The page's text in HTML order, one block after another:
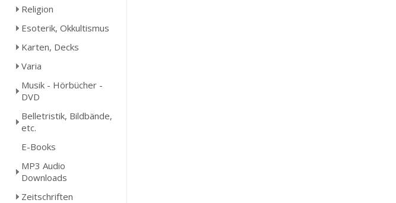
Religion
Esoterik, Okkultismus
Karten, Decks
Varia
Musik - Hörbücher -
DVD
Belletristik, Bildbände,
etc.
E-Books
MP3 Audio
Downloads
Zeitschriften